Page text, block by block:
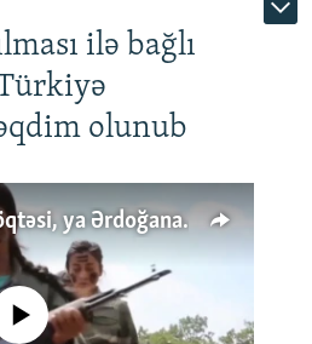
ilə bağlı
olunub
Türkiyənin dönüş nöqtəsi, ya Ərdoğana üçüncü şans: PKK ilə qəfil barışıq nə deməkdir?
currently available